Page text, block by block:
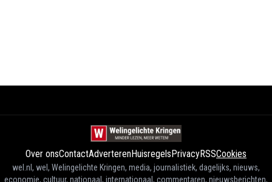
Over onsContactAdverterenHuisregelsPrivacyRSSCookies
wel.nl, wel, Welingelichte Kringen, media, journalistiek, dagelijks, nieuws,
economie, cultuur, nationaal, internationaal, commentaren, nieuwsberichten,